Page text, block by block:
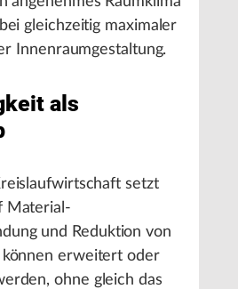
gleichzeitig maximaler
Innenraumgestaltung.
als
setzt
Material-
und Reduktion von
erweitert oder
ohne gleich das